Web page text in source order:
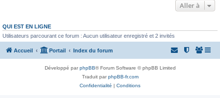
Aller à
QUI EST EN LIGNE
Utilisateurs parcourant ce forum : Aucun utilisateur enregistré et 2 invités
Accueil Portail Index du forum
Développé parphpBB® Forum Software © phpBB Limited
Traduit parphpBB-fr.com
Confidentialité | Conditions